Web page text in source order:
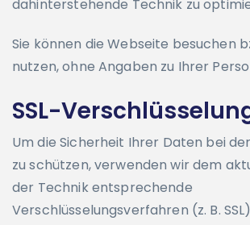
dahinterstehende Technik zu
Sie können die Webseite besuchen
nutzen, ohne Angaben zu Ihrer
SSL-
Um die Sicherheit Ihrer Daten bei
zu schützen, verwenden wir dem
der Technik entsprechende
Verschlüsselungsverfahren (z. B.